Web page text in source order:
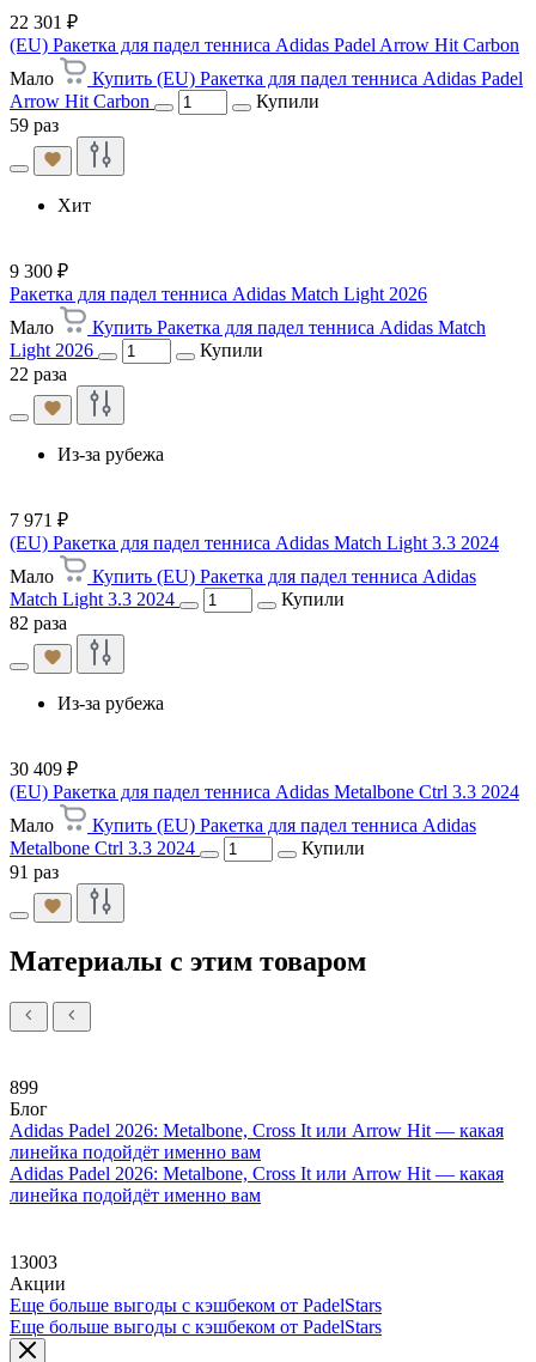
22 301 ₽
(EU) Ракетка для падел тенниса Adidas Padel Arrow Hit Carbon
Мало
Купить (EU) Ракетка для падел тенниса Adidas Padel
Arrow Hit Carbon
Купили
59 раз
Хит
9 300 ₽
Ракетка для падел тенниса Adidas Match Light 2026
Мало
Купить Ракетка для падел тенниса Adidas Match
Light 2026
Купили
22 раза
Из-за рубежа
7 971 ₽
(EU) Ракетка для падел тенниса Adidas Match Light 3.3 2024
Мало
Купить (EU) Ракетка для падел тенниса Adidas
Match Light 3.3 2024
Купили
82 раза
Из-за рубежа
30 409 ₽
(EU) Ракетка для падел тенниса Adidas Metalbone Ctrl 3.3 2024
Мало
Купить (EU) Ракетка для падел тенниса Adidas
Metalbone Ctrl 3.3 2024
Купили
91 раз
Материалы с этим товаром
899
Блог
Adidas Padel 2026: Metalbone, Cross It или Arrow Hit — какая
линейка подойдёт именно вам
Adidas Padel 2026: Metalbone, Cross It или Arrow Hit — какая
линейка подойдёт именно вам
13003
Акции
Еще больше выгоды с кэшбеком от PadelStars
Еще больше выгоды с кэшбеком от PadelStars